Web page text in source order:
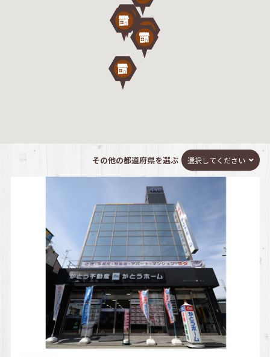
その他の都道府県を選ぶ 選択してください